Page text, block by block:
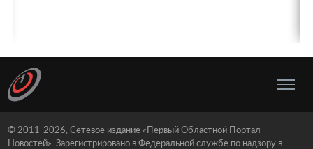
© 2011-2026, Сетевое издание «Первый Областной Портал
Новостей». Зарегистрировано в Федеральной службе по надзору в